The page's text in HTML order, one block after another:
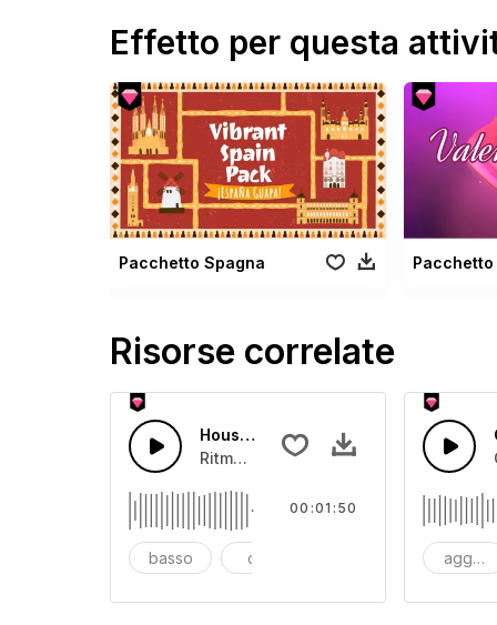
Effetto per questa
Pacchetto Spagna
Risorse correlate
House Beat Runway
Ritmo esotico in contro tempo per
basso club
00:01:50